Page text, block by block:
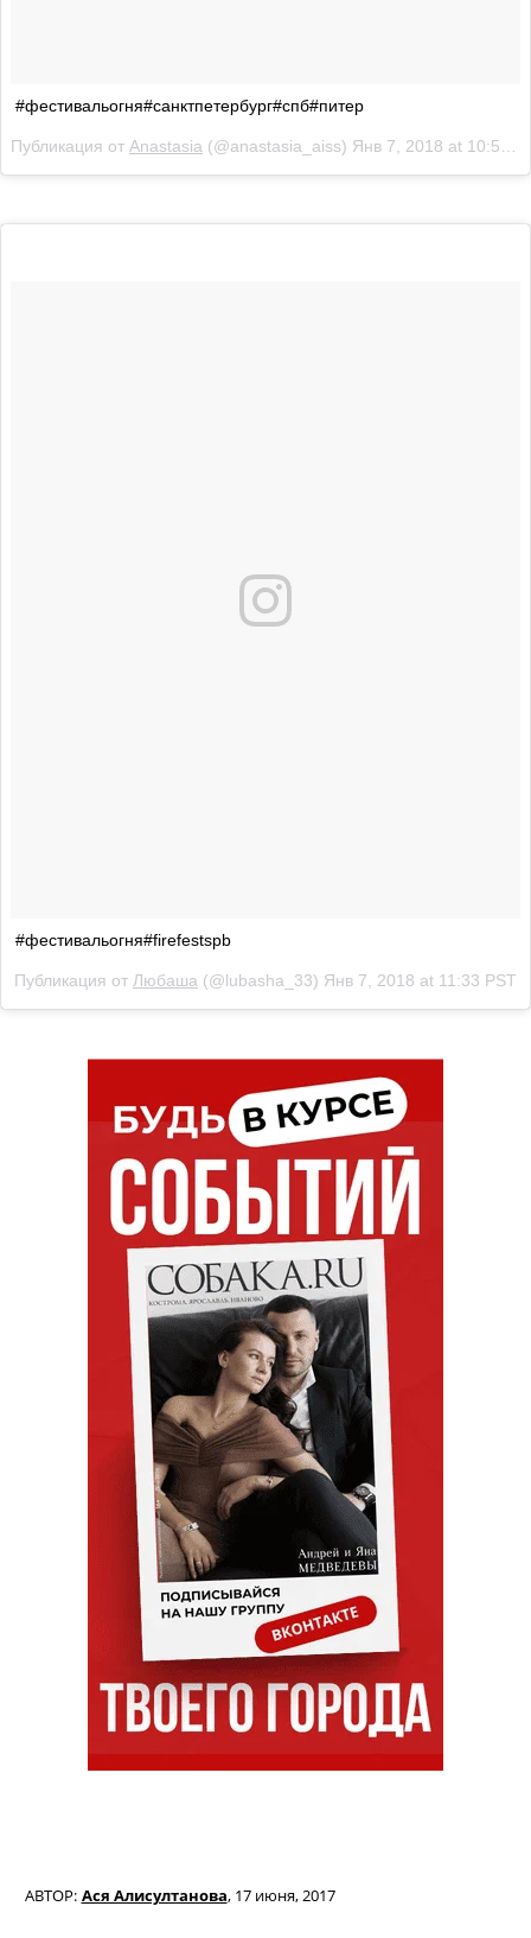
#фестивальогня#санктпетербург#спб#питер
Публикация от Anastasia (@anastasia_aiss) Янв 7, 2018 at 10:57 PST
#фестивальогня#firefestspb
Публикация от Любаша (@lubasha_33) Янв 7, 2018 at 11:33 PST
АВТОР: Ася Алисултанова, 17 июня, 2017